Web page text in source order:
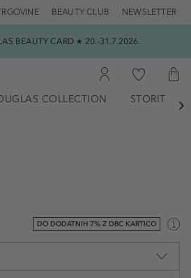
BEAUTY CLUB NEWSLETTER
BEAUTY CARD ★ 20.-31.7.2026.
COLLECTION STORITVE

DO DODATNIH 7% Z DBC KARTICO